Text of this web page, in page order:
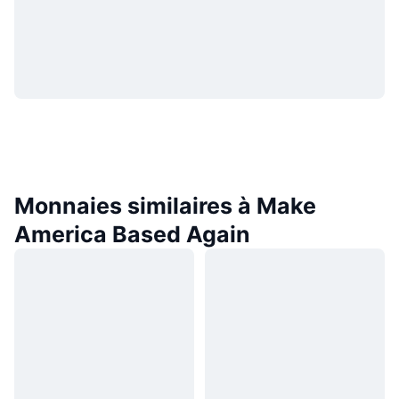
Monnaies similaires à Make
America Based Again